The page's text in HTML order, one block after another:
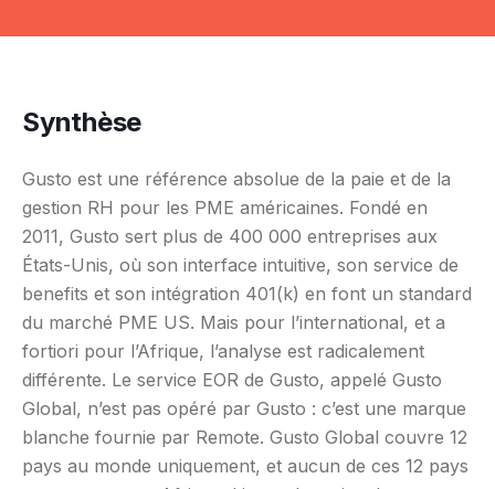
Synthèse
Gusto est une référence absolue de la paie et de la
gestion RH pour les PME américaines. Fondé en
2011, Gusto sert plus de 400 000 entreprises aux
États-Unis, où son interface intuitive, son service de
benefits et son intégration 401(k) en font un standard
du marché PME US. Mais pour l’international, et a
fortiori pour l’Afrique, l’analyse est radicalement
différente. Le service EOR de Gusto, appelé Gusto
Global, n’est pas opéré par Gusto : c’est une marque
blanche fournie par Remote. Gusto Global couvre 12
pays au monde uniquement, et aucun de ces 12 pays